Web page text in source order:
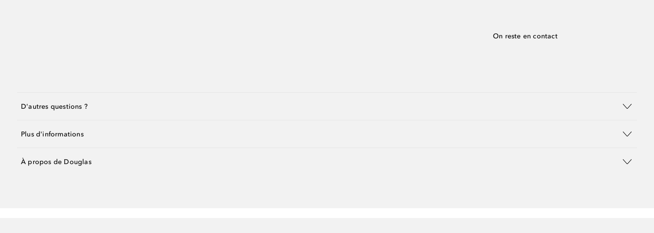
On reste en contact
D'autres questions ?
Plus d'informations
À propos de Douglas